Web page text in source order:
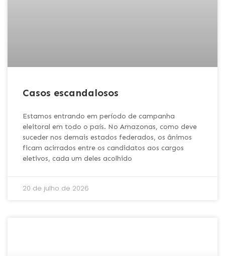
Casos escandalosos
Estamos entrando em período de campanha
eleitoral em todo o país. No Amazonas, como deve
suceder nos demais estados federados, os ânimos
ficam acirrados entre os candidatos aos cargos
eletivos, cada um deles acolhido
20 de julho de 2026